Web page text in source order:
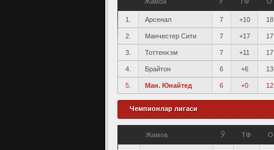
1. Арсенал 7 +10 18
2. Манчестер Сити 7 +17 17
3. Тоттенхэм 7 +11 17
4. Брайтон 6 +6 13
5. Ман. Юнайтед 6 +0 12
Чемпионлар лигаси
Жамоа Ў ТФ О